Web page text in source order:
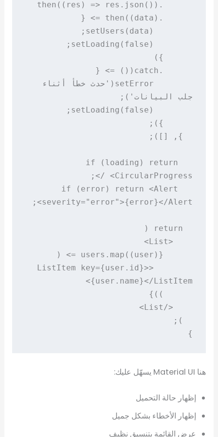
  if (loading) return
  if (error) return <Alert
    <List>
        <ListItem key={user.id}>
{user.name}</ListItem>
    </List>
}
هنا Material UI يسهّل عليك:
إظهار حالة التحميل
إظهار الأخطاء بشكل جميل
عرض القائمة بتنسيق نظيف